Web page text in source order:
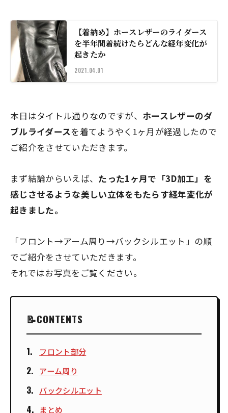
【着納め】ホースレザーのライダース
を半年間着続けたらどんな経年変化が
起きたか
2021.04.01
本日はタイトル通りなのですが、 ホースレザーのダ
ブルライダースを着てようやく 1ヶ月 が経過したので
ご紹介をさせていただきます。
まず結論からいえば、 たった1ヶ月で「3D加工」を
感じさせるような美しい立体をもたらす経年変化が
起きました。
「フロント→アーム周り→バックシルエット」の順
でご紹介をさせていただきます。
それではお写真をご覧ください。
CONTENTS
フロント部分
アーム周り
バックシルエット
まとめ